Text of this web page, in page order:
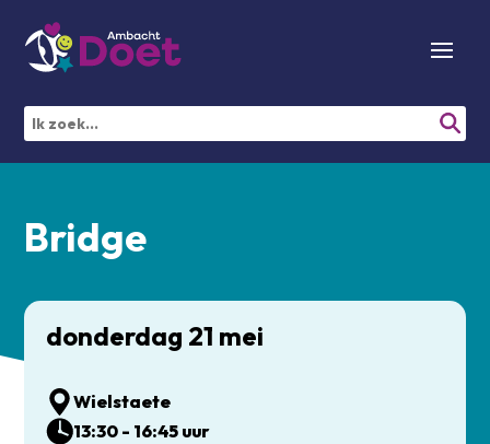
Bridge
donderdag 21 mei
Wielstaete
13:30 - 16:45 uur